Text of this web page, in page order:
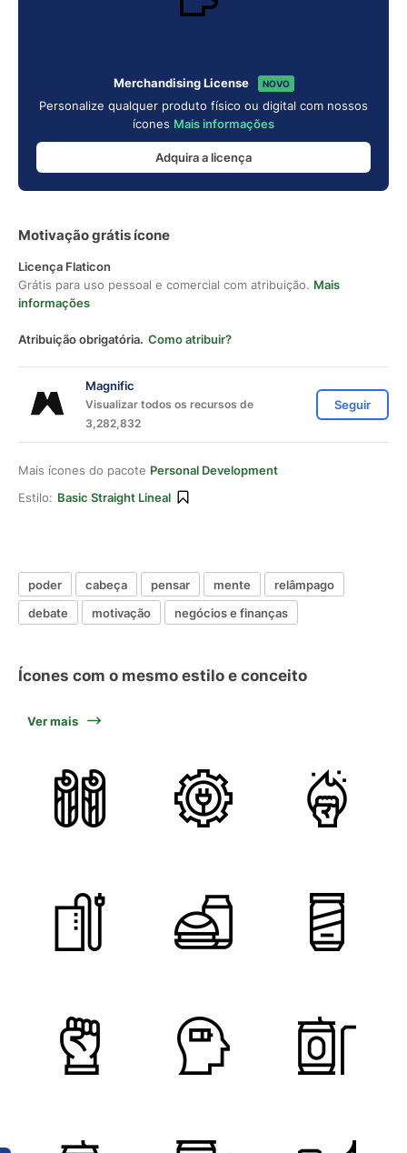
Merchandising License NOVO
Personalize qualquer produto físico ou digital com nossos
ícones Mais informações
Adquira a licença
Motivação grátis ícone
Licença Flaticon
Grátis para uso pessoal e comercial com atribuição. Mais
informações
Atribuição obrigatória. Como atribuir?
Magnific
Visualizar todos os recursos de
3,282,832
Seguir
Mais ícones do pacote Personal Development
Estilo: Basic Straight Lineal
poder cabeça pensar mente
relâmpago
debate
motivação negócios e finanças
Ícones com o mesmo estilo e conceito
Ver mais